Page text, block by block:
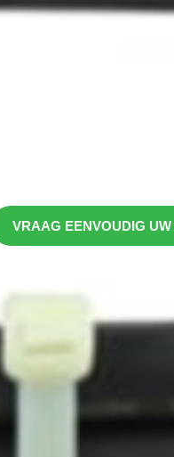
VRAAG EENVOUDIG